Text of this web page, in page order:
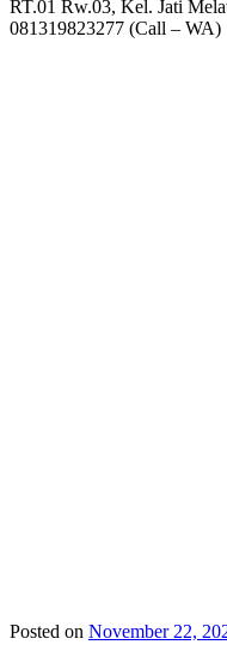
RT.01 Rw.03, Kel. Jati
081319823277 (Call – WA)
Posted on November 22,